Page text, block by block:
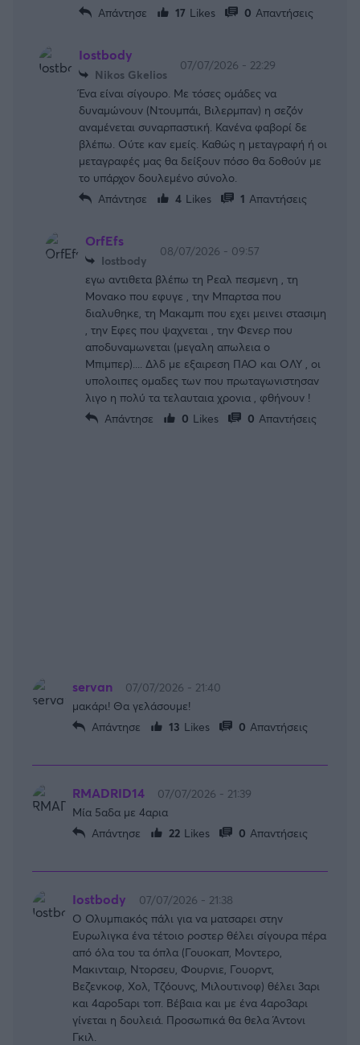
Απάντησε
17 Likes 0 Απαντήσεις
Ιostbody
Nikos Gkelios
07/07/2026 - 22:29
Ένα είναι σίγουρο. Με τόσες ομάδες να
δυναμώνουν (Ντουμπάι, Βιλερμπαν) η σεζόν
αναμένεται συναρπαστική. Κανένα φαβορί δε
βλέπω. Ούτε καν εμείς. Καθώς η μεταγραφή ή οι
μεταγραφές μας θα δείξουν πόσο θα δοθούν με
το υπάρχον δουλεμένο σύνολο.
Απάντησε
4 Likes 1 Απαντήσεις
OrfEfs
Ιostbody
08/07/2026 - 09:57
εγω αντιθετα βλέπω τη Ρεαλ πεσμενη , τη
Μονακο που εφυγε , την Μπαρτσα που
διαλυθηκε, τη Μακαμπι που εχει μεινει στασιμη
, την Εφες που ψαχνεται , την Φενερ που
αποδυναμωνεται (μεγαλη απωλεια ο
Μπιμπερ).... Δλδ με εξαιρεση ΠΑΟ και ΟΛΥ , οι
υπολοιπες ομαδες των που πρωταγωνιστησαν
λιγο η πολύ τα τελαυταια χρονια , φθήνουν !
Απάντησε
0 Likes 0 Απαντήσεις
servan
07/07/2026 - 21:40
μακάρι! Θα γελάσουμε!
Απάντησε
13 Likes 0 Απαντήσεις
RMADRID14
07/07/2026 - 21:39
Μία 5αδα με 4αρια
Απάντησε
22 Likes 0 Απαντήσεις
Ιostbody
07/07/2026 - 21:38
Ο Ολυμπιακός πάλι για να ματσαρει στην
Ευρωλιγκα ένα τέτοιο ροστερ θέλει σίγουρα πέρα
από όλα του τα όπλα (Γουοκαπ, Μοντερο,
Μακινταιρ, Ντορσευ, Φουρνιε, Γουορντ,
Βεζενκοφ, Χολ, Τζόουνς, Μιλουτινοφ) θέλει 3αρι
και 4αρο5αρι τοπ. Βέβαια και με ένα 4αρο3αρι
γίνεται η δουλειά. Προσωπικά θα θελα Άντονι
Γκιλ.